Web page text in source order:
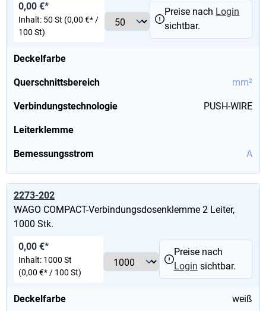
Deckelfarbe
Querschnittsbereich mm²
Verbindungstechnologie PUSH-WIRE
Leiterklemme
Bemessungsstrom A
0,00 €*
Inhalt: 50 St (0,00 €* /
100 St)
Preise nach Login
sichtbar.
2273-202
WAGO COMPACT-Verbindungsdosenklemme 2 Leiter,
1000 Stk.
Deckelfarbe weiß
0,00 €*
Inhalt: 1000 St
(0,00 €* / 100 St)
Preise nach
Login sichtbar.